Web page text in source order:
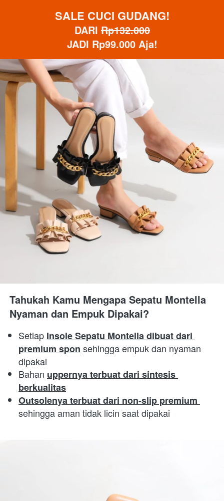
SALE CUCI GUDANG!
DARI Rp132.000
JADI Rp99.000 Aja!
Tahukah Kamu Mengapa Sepatu Montella
Nyaman dan Empuk Dipakai?
Setiap Insole Sepatu Montella dibuat dari
premium spon sehingga empuk dan nyaman
dipakai
Bahan uppernya terbuat dari sintesis
berkualitas
sehingga aman tidak licin saat dipakai